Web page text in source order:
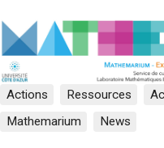
Actions Ressources
Mathemarium
News